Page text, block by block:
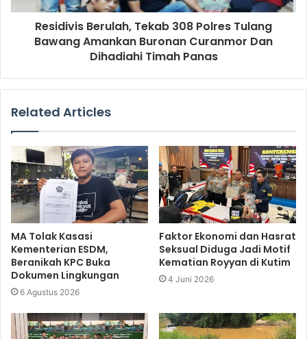
Residivis Berulah, Tekab 308 Polres Tulang
Bawang Amankan Buronan Curanmor Dan
Dihadiahi Timah Panas
Related Articles
MA Tolak Kasasi
Kementerian ESDM,
Beranikah KPC Buka
Dokumen Lingkungan
6 Agustus 2026
Faktor Ekonomi dan Hasrat
Seksual Diduga Jadi Motif
Kematian Royyan di Kutim
4 Juni 2026